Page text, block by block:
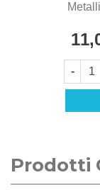
-
Prodotti